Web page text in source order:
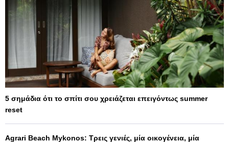
5 σημάδια ότι το σπίτι σου χρειάζεται επειγόντως summer
reset
Agrari Beach Mykonos: Τρεις γενιές, μία οικογένεια, μία